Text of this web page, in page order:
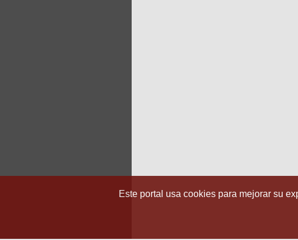
Este portal usa cookies para mejorar su